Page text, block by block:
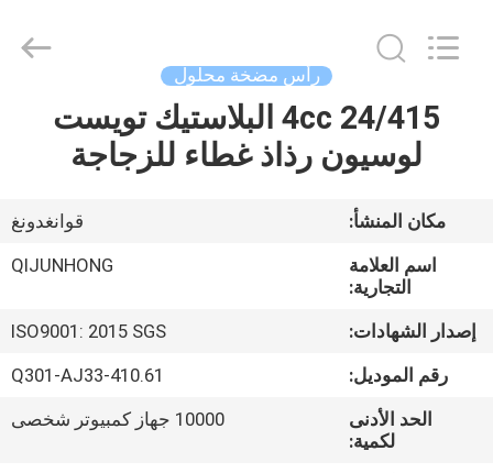
المنزل
برنامج
جولة
PRODUCTS
MANUFACTORY
رأس مضخة محلول
24/415 4cc البلاستيك تويست
لوسيون رذاذ غطاء للزجاجة
مكان المنشأ:
قوانغدونغ
اسم العلامة
التجارية:
QIJUNHONG
إصدار الشهادات:
ISO9001: 2015 SGS
رقم الموديل:
61.Q301-AJ33-410
الحد الأدنى
لكمية:
10000 جهاز كمبيوتر شخصى